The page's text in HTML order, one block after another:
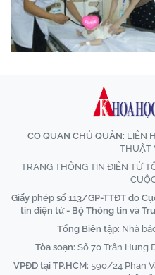
CƠ QUAN CHỦ QUẢN: LIÊN
THUẬT
TRANG THÔNG TIN ĐIỆN TỬ
Giấy phép số 113/GP-TTĐT do
tin điện tử - Bộ Thông tin và
Tổng Biên tập: Nhà
Tòa soạn: Số 70 Trần Hưng
VPĐD tại TP.HCM: 590/24 Phan